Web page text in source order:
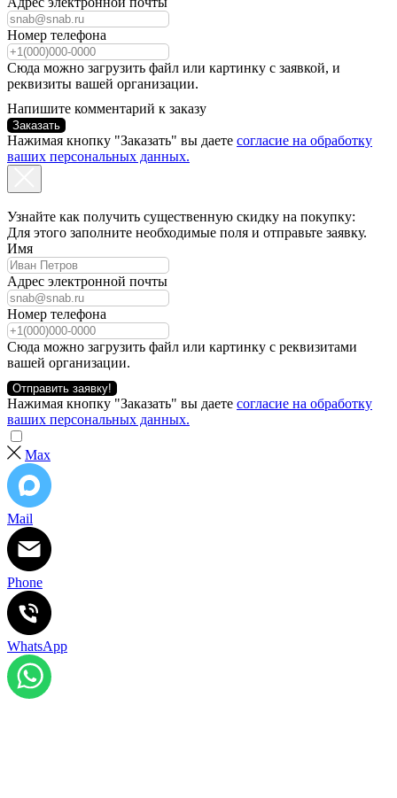
Номер телефона
Сюда можно загрузить файл или картинку с заявкой, и
реквизиты вашей организации.
Напишите комментарий к заказу
Заказать
Нажимая кнопку "Заказать" вы даете согласие на обработку
ваших персональных данных.
Узнайте как получить существенную скидку на покупку:
Для этого заполните необходимые поля и отправьте заявку.
Имя
Адрес электронной почты
Номер телефона
Сюда можно загрузить файл или картинку с реквизитами
вашей организации.
Отправить заявку!
Нажимая кнопку "Заказать" вы даете согласие на обработку
ваших персональных данных.
Max
Mail
Phone
WhatsApp